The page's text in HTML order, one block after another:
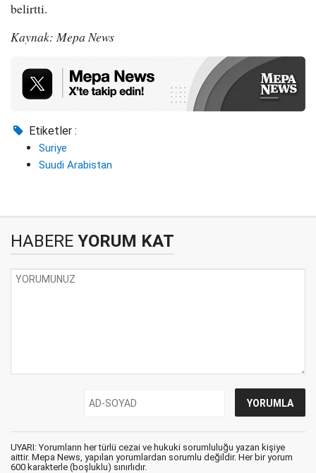
belirtti.
Kaynak: Mepa News
Etiketler :
Suriye
Suudi Arabistan
HABERE YORUM KAT
UYARI: Yorumların her türlü cezai ve hukuki sorumluluğu yazan kişiye
aittir. Mepa News, yapılan yorumlardan sorumlu değildir. Her bir yorum
600 karakterle (boşluklu) sınırlıdır.